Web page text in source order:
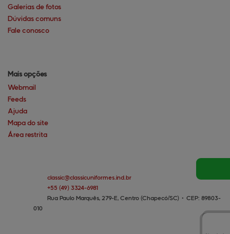
Galerias de fotos
Dúvidas comuns
Fale conosco
Mais opções
Webmail
Feeds
Ajuda
Mapa do site
Área restrita
classic@classicuniformes.ind.br
+55 (49) 3324-6981
Rua Paulo Marquês, 279-E, Centro (Chapecó/SC) • CEP: 89803-
010